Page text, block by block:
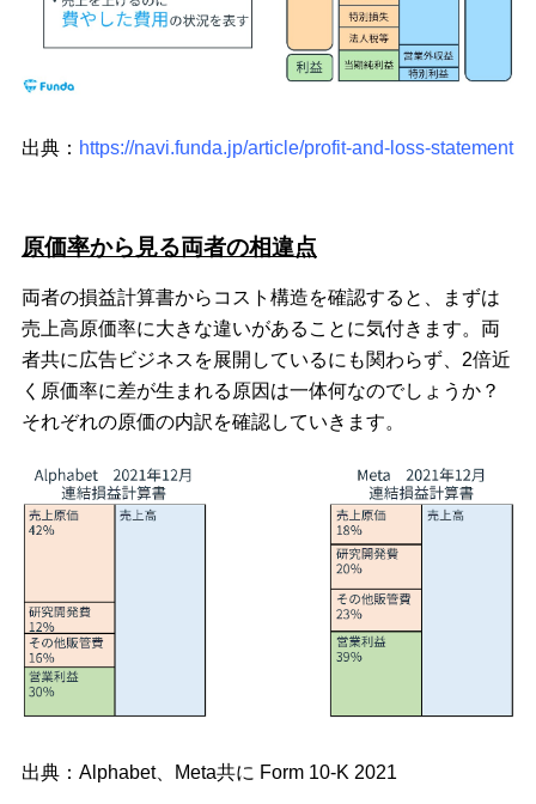
出典： https://navi.funda.jp/article/profit-and-loss-statement
原価率から見る両者の相違点
両者の損益計算書からコスト構造を確認すると、まずは
売上高原価率に大きな違いがあることに気付きます。両
者共に広告ビジネスを展開しているにも関わらず、2倍近
く原価率に差が生まれる原因は一体何なのでしょうか？
それぞれの原価の内訳を確認していきます。
出典：Alphabet、Meta共に Form 10-K 2021